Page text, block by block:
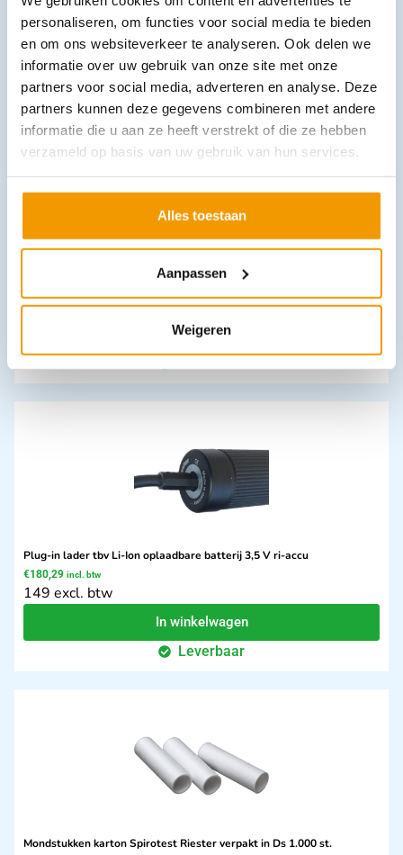
personaliseren, om functies voor social media te bieden
en om ons websiteverkeer te analyseren. Ook delen we
informatie over uw gebruik van onze site met onze
partners voor social media, adverteren en analyse. Deze
partners kunnen deze gegevens combineren met andere
informatie die u aan ze heeft verstrekt of die ze hebben
verzameld op basis van uw gebruik van hun services.
Alles toestaan
Aanpassen
Weigeren
45 excl. btw
In winkelwagen
Leverbaar
Adapter ( AC ) voor bloeddrukmeter ri-champion smartPRO+
33.9 excl. btw
In winkelwagen
Plug-in lader tbv Li-Ion oplaadbare batterij 3,5 V ri-accu
€180,29 incl. btw
149 excl. btw
In winkelwagen
Leverbaar
Mondstukken karton Spirotest Riester verpakt in Ds 1.000 st.